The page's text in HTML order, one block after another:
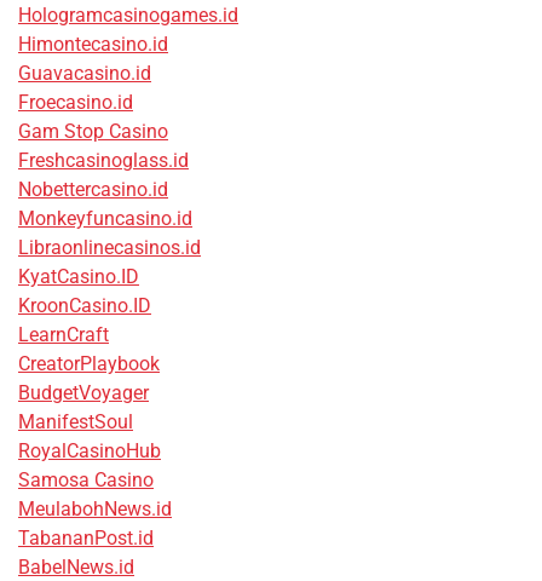
Hologramcasinogames.id
Himontecasino.id
Guavacasino.id
Froecasino.id
Gam Stop Casino
Freshcasinoglass.id
Nobettercasino.id
Monkeyfuncasino.id
Libraonlinecasinos.id
KyatCasino.ID
KroonCasino.ID
LearnCraft
CreatorPlaybook
BudgetVoyager
ManifestSoul
RoyalCasinoHub
Samosa Casino
MeulabohNews.id
TabananPost.id
BabelNews.id